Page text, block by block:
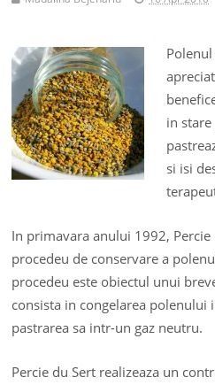
in
si isi
In primavara anului 1992,
procedeu de conservare a
procedeu este obiectul unui
consista in congelarea polenului
pastrarea sa intr-un gaz neutru.
Percie du Sert realizeaza un